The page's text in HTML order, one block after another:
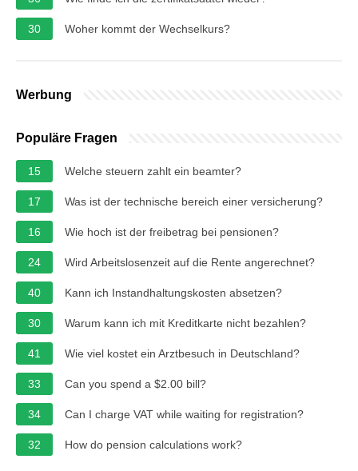
30 Woher kommt der Wechselkurs?
Werbung
Populäre Fragen
15 Welche steuern zahlt ein beamter?
17 Was ist der technische bereich einer versicherung?
16 Wie hoch ist der freibetrag bei pensionen?
24 Wird Arbeitslosenzeit auf die Rente angerechnet?
40 Kann ich Instandhaltungskosten absetzen?
30 Warum kann ich mit Kreditkarte nicht bezahlen?
41 Wie viel kostet ein Arztbesuch in Deutschland?
33 Can you spend a $2.00 bill?
34 Can I charge VAT while waiting for registration?
32 How do pension calculations work?